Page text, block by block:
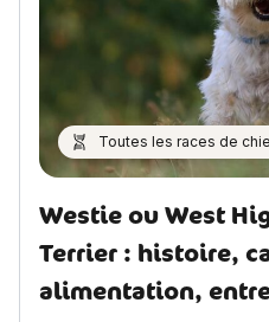
Toutes les races de
Westie ou West
Terrier : histoire,
alimentation,